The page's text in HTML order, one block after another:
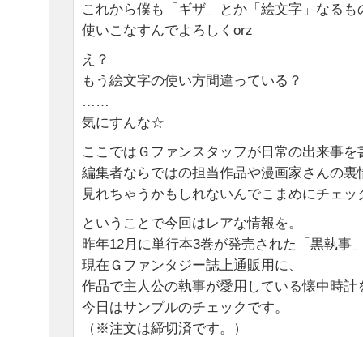
これから僕も「ギザ」とか「絵文字」なるも
使いこなすんでよろしくorz
え？
もう絵文字の使い方間違っている？
……
気にすんな☆
ここではＧファンスタッフが日常の出来事を
編集者ならではの担当作品や漫画家さんの裏
見れちゃうかもしれないんでこまめにチェッ
ということで今回はレアな情報を。
昨年12月に単行本3巻が発売された「黒執事
現在Ｇファンタジー誌上通販用に、
作品で主人公の執事が愛用している懐中時計
今日はサンプルのチェックです。
（※注文は締切済です。）